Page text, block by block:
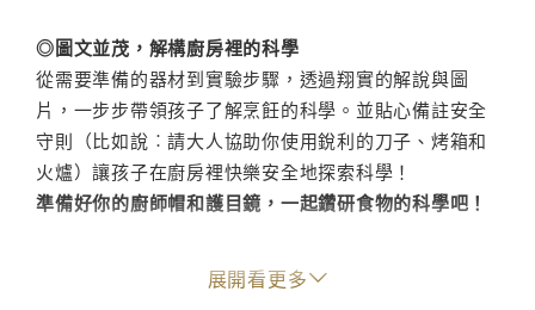
◎圖文並茂，解構廚房裡的科學
從需要準備的器材到實驗步驟，透過翔實的解說與圖
片，一步步帶領孩子了解烹飪的科學。並貼心備註安全
守則（比如說︰請大人協助你使用銳利的刀子、烤箱和
火爐）讓孩子在廚房裡快樂安全地探索科學！
準備好你的廚師帽和護目鏡，一起鑽研食物的科學吧！
你知道廚房也是個科學實驗室嗎？每一次你煮東西的時
候，就是在做科學實驗。在這本書裡，我們要直接在你
展開看更多